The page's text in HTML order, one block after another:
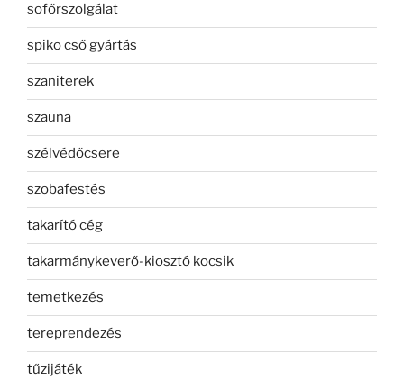
sofőrszolgálat
spiko cső gyártás
szaniterek
szauna
szélvédőcsere
szobafestés
takarító cég
takarmánykeverő-kiosztó kocsik
temetkezés
tereprendezés
tűzijáték